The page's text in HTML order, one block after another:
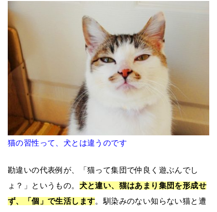
猫の習性って、犬とは違うのです
勘違いの代表例が、「猫って集団で仲良く遊ぶんでし
ょ？」というもの。 犬と違い、猫はあまり集団を形成せ
ず、「個」で生活します。馴染みのない知らない猫と遭